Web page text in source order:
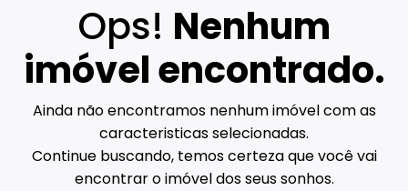
Ops! Nenhum
imóvel encontrado.
Ainda não encontramos nenhum imóvel com as
caracteristicas selecionadas.
Continue buscando, temos certeza que você vai
encontrar o imóvel dos seus sonhos.